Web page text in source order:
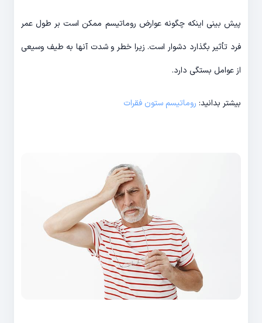
پیش بینی اینکه چگونه عوارض روماتیسم ممکن است بر طول عمر
فرد تأثیر بگذارد دشوار است. زیرا خطر و شدت آنها به طیف وسیعی
از عوامل بستگی دارد.
بیشتر بدانید: روماتیسم ستون فقرات